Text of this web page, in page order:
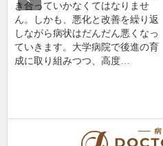
き合っていかなくてはなりませ
ん。しかも、悪化と改善を繰り返
しながら病状はだんだん悪くなっ
ていきます。大学病院で後進の育
成に取り組みつつ、高度…